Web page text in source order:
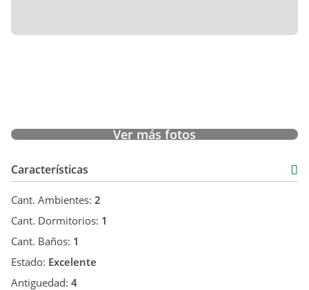
Ver más fotos
Características
Cant. Ambientes: 2
Cant. Dormitorios: 1
Cant. Baños: 1
Estado: Excelente
Antiguedad: 4